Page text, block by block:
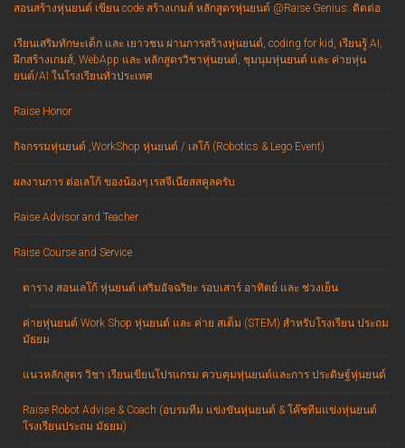
สอนสร้างหุ่นยนต์ เขียน code สร้างเกมส์ หลักสูตรหุ่นยนต์ @Raise Genius: ติดต่อ
เรียนเสริมทักษะเด็ก และ เยาวชน ผ่านการสร้างหุ่นยนต์, coding for kid, เรียนรู้ AI,
ฝึกสร้างเกมส์, WebApp และ หลักสูตรวิชาหุ่นยนต์, ชุมนุมหุ่นยนต์ และ ค่ายหุ่น
ยนต์/AI ในโรงเรียนทั่วประเทศ
Raise Honor
กิจกรรมหุ่นยนต์ ,WorkShop หุ่นยนต์ / เลโก้ (Robotics & Lego Event)
ผลงานการ ต่อเลโก้ ของน้องๆ เรสจีเนียสสคูลครับ
Raise Advisor and Teacher
Raise Course and Service
ตาราง สอนเลโก้ หุ่นยนต์ เสริมอัจฉริยะ รอบเสาร์ อาทิตย์ และ ช่วงเย็น
ค่ายหุ่นยนต์ Work Shop หุ่นยนต์ และ ค่าย สเต็ม (STEM) สำหรับโรงเรียน ประถม
มัธยม
แนวหลักสูตร วิชา เรียนเขียนโปรแกรม ควบคุมหุ่นยนต์และการ ประดิษฐ์หุ่นยนต์
Raise Robot Advise & Coach (อบรมทีม แข่งขันหุ่นยนต์ & โค๊ชทีมแข่งหุ่นยนต์
โรงเรียนประถม มัธยม)